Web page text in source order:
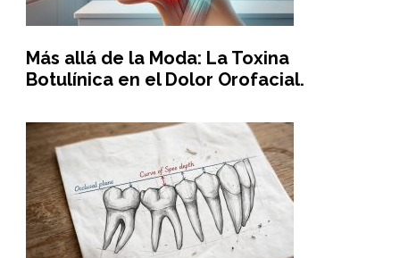
Más allá de la Moda: La Toxina
Botulínica en el Dolor Orofacial.